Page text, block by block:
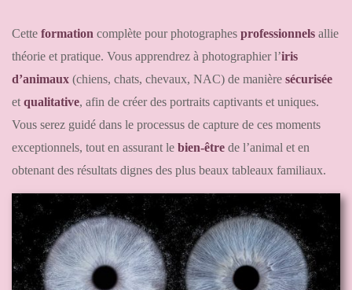
Cette formation complète pour photographes professionnels allie
théorie et pratique. Vous apprendrez à photographier l’iris
d’animaux (chiens, chats, chevaux, NAC) de manière sécurisée
et qualitative, afin de créer des portraits captivants et uniques.
Vous serez guidé dans le processus de capture de ces moments
exceptionnels, tout en assurant le bien-être de l’animal et en
obtenant des résultats dignes des plus beaux tableaux familiaux.